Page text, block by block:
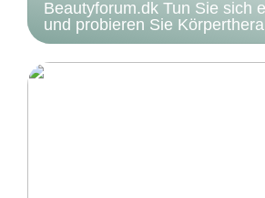
Beautyforum.dk Tun Sie sich
und probieren Sie